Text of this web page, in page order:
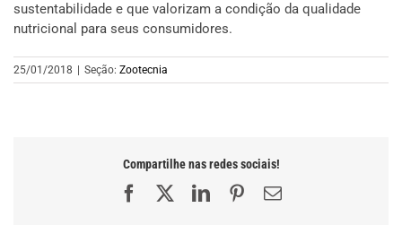
sustentabilidade e que valorizam a condição da qualidade
nutricional para seus consumidores.
25/01/2018 Seção: Zootecnia
Compartilhe nas redes sociais!
FacebookLinkedInPinterest
E-